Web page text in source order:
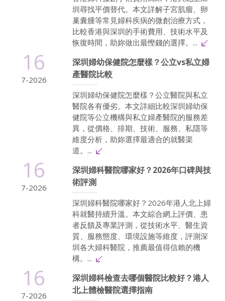
圳尋找平價替代。本文詳解子宮肌瘤、卵
巢囊腫等常見婦科疾病的微創治療方式，
比較香港與深圳的手術費用、技術水平及
恢復時間，助妳做出最慳錢的選擇。...
16
7-2026
深圳婦幼保健院怎麼樣？公立vs私立婦
產醫院比較
深圳婦幼保健院怎麼樣？公立醫院與私立
醫院各有優劣。本文詳細比較深圳婦幼保
健院等公立機構與私立婦產醫院的服務差
異，從價格、排期、技術、服務、私隱等
維度分析，助妳選擇最適合的就醫渠
道。...
16
7-2026
深圳婦科醫院哪家好？2026年口碑與技
術評測
深圳婦科醫院哪家好？2026年港人北上婦
科就醫持續升溫。本文綜合網上評價、患
者反饋及專業評測，從技術水平、醫生資
質、服務態度、環境設施等維度，評測深
圳各大婦科醫院，推薦最值得信賴的機
構。...
16
7-2026
深圳婦科檢查去哪個醫院比較好？港人
北上體檢醫院選擇指南